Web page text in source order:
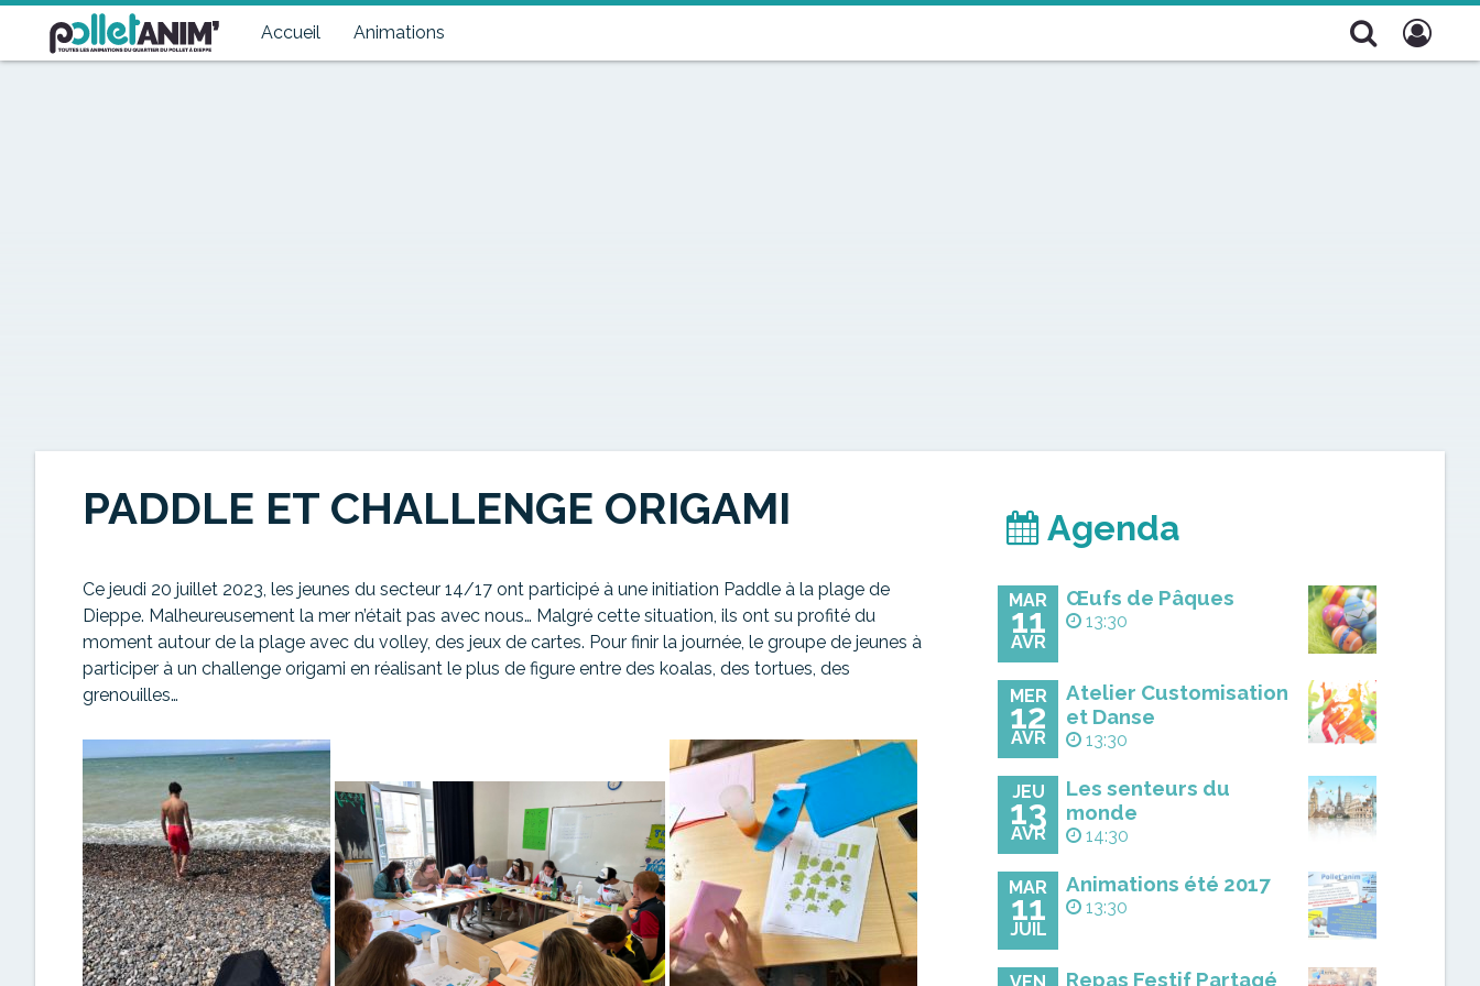
Accueil Animations
Pollet Anim'
Toutes les animations du quartier du Pollet à Dieppe
PADDLE ET CHALLENGE ORIGAMI
Ce jeudi 20 juillet 2023, les jeunes du secteur 14/17 ont participé à une initiation Paddle à la plage de
Dieppe. Malheureusement la mer n’était pas avec nous… Malgré cette situation, ils ont su profité du
moment autour de la plage avec du volley, des jeux de cartes. Pour finir la journée, le groupe de jeunes à
participer à un challenge origami en réalisant le plus de figure entre des koalas, des tortues, des
grenouilles…
Agenda
MAR
11
AVR
Œufs de Pâques
13:30
MER
12
AVR
Atelier Customisation
et Danse
13:30
JEU
13
AVR
Les senteurs du
monde
14:30
MAR
11
JUIL
Animations été 2017
13:30
Repas Festif Partagé